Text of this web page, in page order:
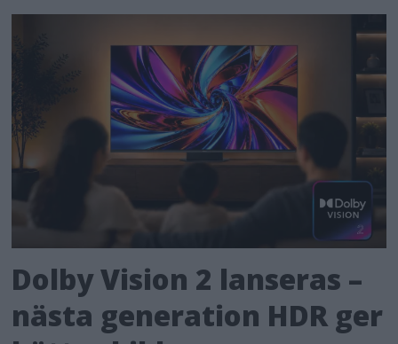
Dolby Vision 2 lanseras –
nästa generation HDR ger